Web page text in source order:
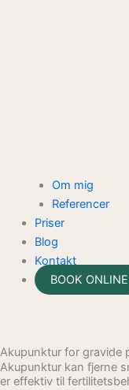
Om mig
Referencer
Priser
Blog
Kontakt
BOOK ONLINE
Akupunktur for gravide
Akupunktur kan fjerne
er effektiv til